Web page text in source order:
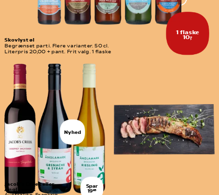
Jacob´s Creek eller
Änglamark
Spar
1995
1 flaske
10,-
Skovlyst øl
Begrænset parti. Flere varianter. 50 cl.
Literpris 20,00 + pant. Frit valg. 1 flaske
Nyhed